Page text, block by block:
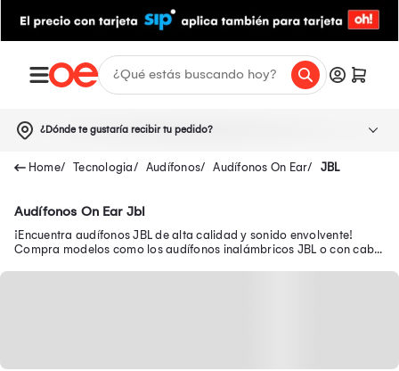
¿Dónde te gustaría recibir tu pedido?
Tecnologia Audífonos Audífonos On Ear JBL
Audífonos On Ear Jbl
¡Encuentra audífonos JBL de alta calidad y sonido envolvente!
Compra modelos como los audífonos inalámbricos JBL o con cable